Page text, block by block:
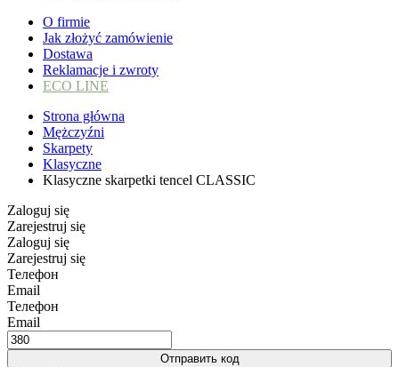
O firmie
Jak złożyć zamówienie
Dostawa
Reklamacje i zwroty
ECO LINE
Strona główna
Mężczyźni
Skarpety
Klasyczne
Klasyczne skarpetki tencel CLASSIC
Zaloguj się
Zarejestruj się
Zaloguj się
Zarejestruj się
Телефон
Email
Телефон
Email
Отправить код